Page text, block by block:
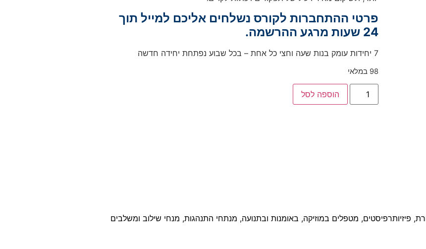
פרטי ההתחברות לקורס נשלחים אליכם למייל תוך
24 שעות מרגע ההרשמה.
7 יחידות עומק בנות שעה וחצי כל אחת – בכל שבוע נפתחת יחידה חדשה
98 במלאי
הוספה לסל
פיזיותרפיסטים, מטפלים במוזיקה, באומנות ובתנועה, מנתחי התנהגות, מנחי שילוב ומשלבים